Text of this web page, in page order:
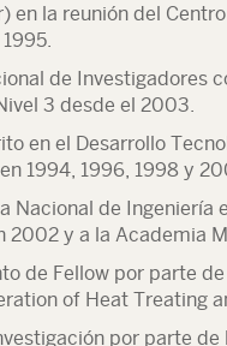
en la reunión del
de Investigadores
3 desde el 2003.
en el Desarrollo
1994, 1996, 1998 y
Nacional de Ingeniería
2002 y a la Academia
de Fellow por parte
of Heat Treating
por parte